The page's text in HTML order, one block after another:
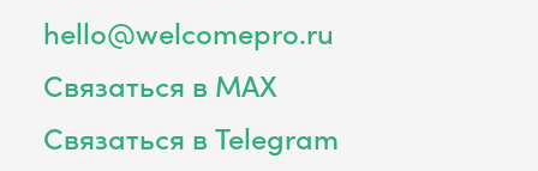
hello@welcomepro.ru
Связаться в MAX
Связаться в Telegram